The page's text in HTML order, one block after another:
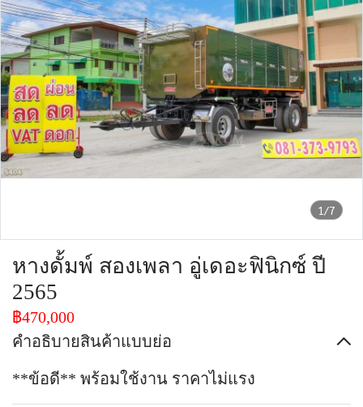
1/7
หางดั้มพ์ สองเพลา อู่เดอะฟินิกซ์ ปี
2565
฿470,000
คำอธิบายสินค้าแบบย่อ
**ข้อดี** พร้อมใช้งาน ราคาไม่แรง